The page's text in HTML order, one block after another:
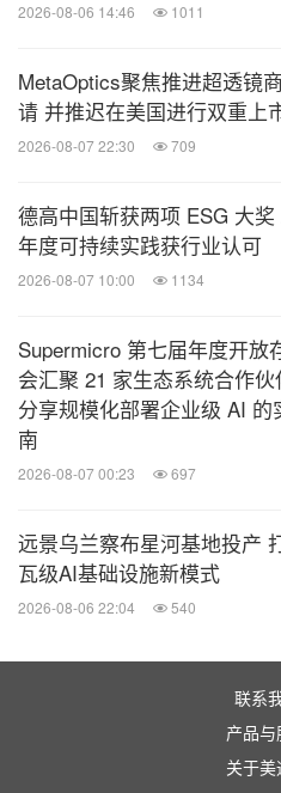
line.com 或电邮至
请点击文中相片下载高清图。
本新闻稿由雅式展览服务
大会网址：
官方微信公众号：
关于"CHINAPLAS 2024国
公司、北京雅展展览服务有
（上海）有限公司及雅式
多夫展览（中国）有限公
内外专业协会大力支持。
2026-08-06 14:46 1011
MetaOptics聚焦推进超透镜
请 并推迟在美国进行双重上
2026-08-07 22:30 709
德高中国斩获两项 ESG 大奖
年度可持续实践获行业认可
2026-08-07 10:00 1134
Supermicro 第七届年度开放
会汇聚 21 家生态系统合作伙
分享规模化部署企业级 AI 的
南
2026-08-07 00:23 697
远景乌兰察布星河基地投产
瓦级AI基础设施新模式
2026-08-06 22:04 540
联系
产品
关于美